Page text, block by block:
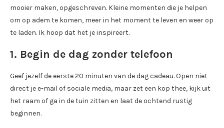
mooier maken, opgeschreven. Kleine momenten die je helpen
om op adem te komen, meer in het moment te leven en weer op
te laden. Ik hoop dat het je inspireert.
1. Begin de dag zonder telefoon
Geef jezelf de eerste 20 minuten van de dag cadeau. Open niet
direct je e-mail of sociale media, maar zet een kop thee, kijk uit
het raam of ga in de tuin zitten en laat de ochtend rustig
beginnen.